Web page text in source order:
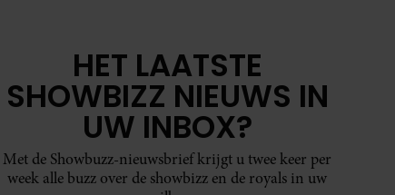
HET LAATSTE
SHOWBIZZ NIEUWS IN
UW INBOX?
Met de Showbuzz-nieuwsbrief krijgt u twee keer per
week alle buzz over de showbizz en de royals in uw